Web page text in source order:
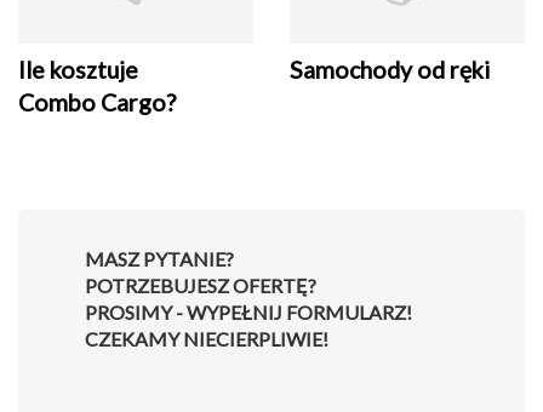
Ile kosztuje
Combo Cargo?
Samochody od ręki
MASZ PYTANIE?
POTRZEBUJESZ OFERTĘ?
PROSIMY - WYPEŁNIJ FORMULARZ!
CZEKAMY NIECIERPLIWIE!